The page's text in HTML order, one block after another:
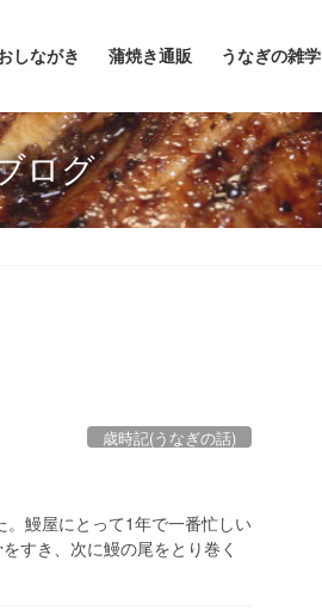
しながき 蒲焼き通販 うなぎの雑学
ログ
歳時記(うなぎの話)
鰻屋にとって1年で一番忙しい
すき、次に鰻の尾をとり巻く